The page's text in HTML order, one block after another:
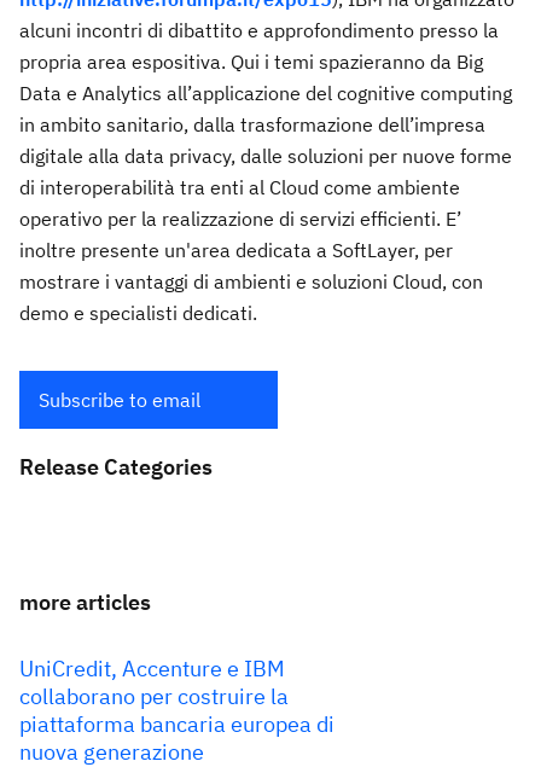
alcuni incontri di dibattito e approfondimento presso la
propria area espositiva. Qui i temi spazieranno da Big
Data e Analytics all’applicazione del cognitive computing
in ambito sanitario, dalla trasformazione dell’impresa
digitale alla data privacy, dalle soluzioni per nuove forme
di interoperabilità tra enti al Cloud come ambiente
operativo per la realizzazione di servizi efficienti. E’
inoltre presente un'area dedicata a SoftLayer, per
mostrare i vantaggi di ambienti e soluzioni Cloud, con
demo e specialisti dedicati.
Subscribe to email
Release Categories
more articles
UniCredit, Accenture e IBM
collaborano per costruire la
piattaforma bancaria europea di
nuova generazione